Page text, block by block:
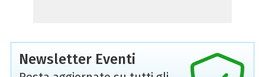
Newsletter Eventi